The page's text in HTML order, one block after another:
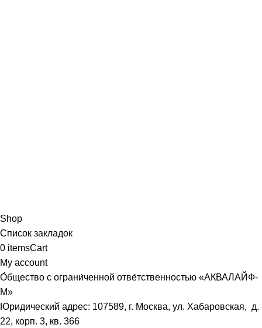
Shop
Список закладок
0 itemsCart
My account
О́бщество с ограни́ченной отве́тственностью «АКВАЛАЙФ-
М»
Юридический адрес: 107589, г. Москва, ул. Хабаровская, д.
22, корп. 3, кв. 366